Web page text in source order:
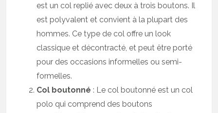
est un col replié avec deux à trois boutons. Il
est polyvalent et convient à la plupart des
hommes. Ce type de col offre un look
classique et décontracté, et peut être porté
pour des occasions informelles ou semi-
formelles.
Col boutonné : Le col boutonné est un col
polo qui comprend des boutons